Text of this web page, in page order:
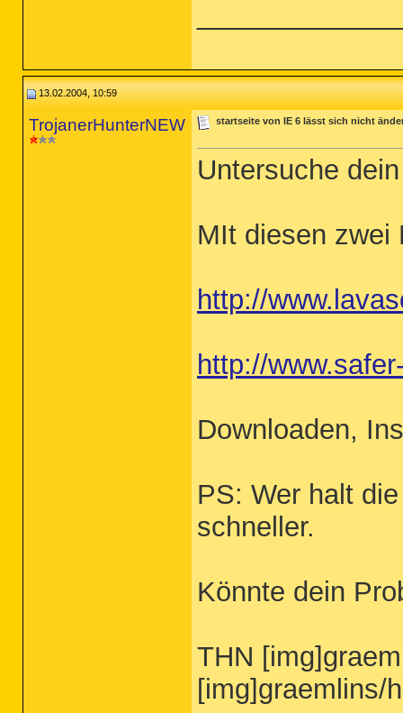
13.02.2004, 10:59
TrojanerHunterNEW startseite von IE 6 lässt sich nicht
Untersuche
MIt diesen zwei
http://
http://
Downloaden,
PS: Wer halt
schneller.
Könnte dein
THN
[img]graemlins/